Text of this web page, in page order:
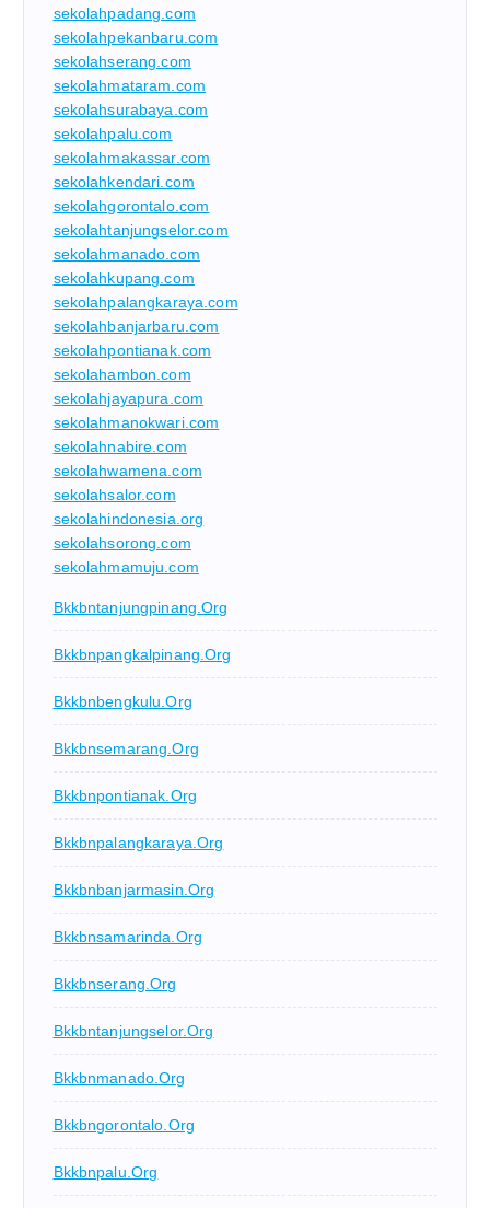
sekolahpadang.com
sekolahpekanbaru.com
sekolahserang.com
sekolahmataram.com
sekolahsurabaya.com
sekolahpalu.com
sekolahmakassar.com
sekolahkendari.com
sekolahgorontalo.com
sekolahtanjungselor.com
sekolahmanado.com
sekolahkupang.com
sekolahpalangkaraya.com
sekolahbanjarbaru.com
sekolahpontianak.com
sekolahambon.com
sekolahjayapura.com
sekolahmanokwari.com
sekolahnabire.com
sekolahwamena.com
sekolahsalor.com
sekolahindonesia.org
sekolahsorong.com
sekolahmamuju.com
Bkkbntanjungpinang.org
Bkkbnpangkalpinang.org
Bkkbnbengkulu.org
Bkkbnsemarang.org
Bkkbnpontianak.org
Bkkbnpalangkaraya.org
Bkkbnbanjarmasin.org
Bkkbnsamarinda.org
Bkkbnserang.org
Bkkbntanjungselor.org
Bkkbnmanado.org
Bkkbngorontalo.org
Bkkbnpalu.org